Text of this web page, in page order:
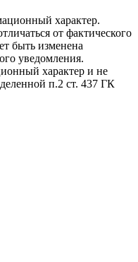
характер.
от фактического
быть изменена
уведомления.
характер и не
п.2 ст. 437 ГК